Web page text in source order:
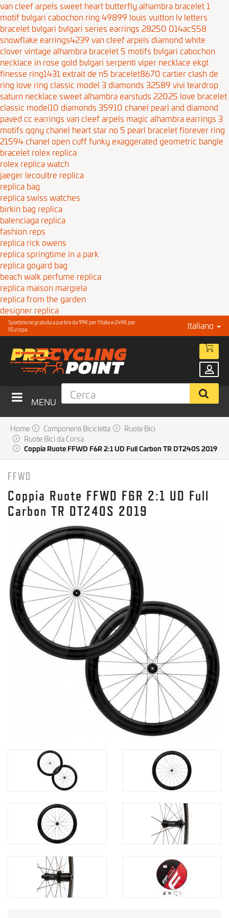
van cleef arpels sweet heart butterfly alhambra bracelet 1
motif bvlgari cabochon ring 49899 louis vuitton lv letters
bracelet bvlgari bvlgari series earrings 28250 014ac558
snowflake earrings4239 van cleef arpels diamond white
clover vintage alhambra bracelet 5 motifs bvlgari cabochon
necklace in rose gold bvlgari serpenti viper necklace ekgt
finesse ring1431 extrait de n5 bracelet8670 cartier clash de
ring love ring classic model 3 diamonds 32589 vivi teardrop
saturn necklace sweet alhambra earstuds 22025 love bracelet
classic model10 diamonds 35910 chanel pearl and diamond
paved cc earrings van cleef arpels magic alhambra earrings 3
motifs qqny chanel heart star no 5 pearl braceletfiorever ring
21594 chanel open cuff funky exaggerated geometric bangle
bracelet rolex replica
rolex replica watch
jaeger lecoultre replica
replica bag
replica swiss watches
birkin bag replica
balenciaga replica
fashion reps
replica rick owens
replica springtime in a park
replica goyard bag
beach walk perfume replica
replica maison margiela
replica from the garden
designer replica
Spedizione gratuita a partire da 99€ per l'Italia e 249€ per
l'Europa
Italiano
MENU
Home Componenti Bicicletta
Ruote Bici
Ruote Bici da Corsa
Coppia Ruote FFWD F6R 2:1 UD Full Carbon TR DT240S 2019
FFWD
Coppia Ruote FFWD F6R 2:1 UD Full
Carbon TR DT240S 2019